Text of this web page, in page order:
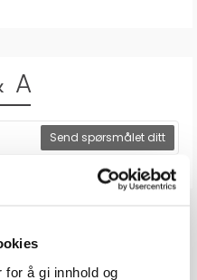
å gi innhold og
A
Send spørsmålet ditt